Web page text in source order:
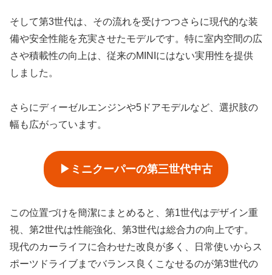
そして第3世代は、その流れを受けつつさらに現代的な装
備や安全性能を充実させたモデルです。特に室内空間の広
さや積載性の向上は、従来のMINIにはない実用性を提供
しました。
さらにディーゼルエンジンや5ドアモデルなど、選択肢の
幅も広がっています。
▶ミニクーパーの第三世代中古
この位置づけを簡潔にまとめると、第1世代はデザイン重
視、第2世代は性能強化、第3世代は総合力の向上です。
現代のカーライフに合わせた改良が多く、日常使いからス
ポーツドライブまでバランス良くこなせるのが第3世代の